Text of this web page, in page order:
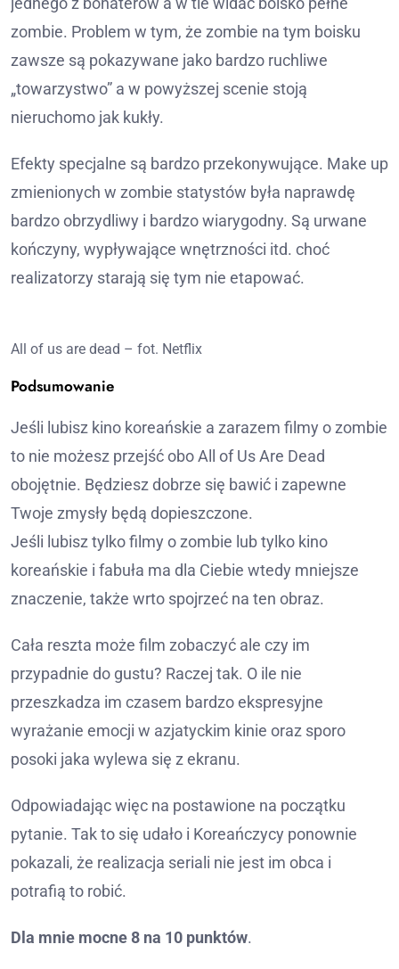
zombie. Problem w tym, że zombie na tym boisku
zawsze są pokazywane jako bardzo ruchliwe
„towarzystwo” a w powyższej scenie stoją
nieruchomo jak kukły.
Efekty specjalne są bardzo przekonywujące. Make up
zmienionych w zombie statystów była naprawdę
bardzo obrzydliwy i bardzo wiarygodny. Są urwane
kończyny, wypływające wnętrzności itd. choć
realizatorzy starają się tym nie etapować.
All of us are dead – fot. Netflix
Podsumowanie
Jeśli lubisz kino koreańskie a zarazem filmy o zombie
to nie możesz przejść obo All of Us Are Dead
obojętnie. Będziesz dobrze się bawić i zapewne
Twoje zmysły będą dopieszczone.
Jeśli lubisz tylko filmy o zombie lub tylko kino
koreańskie i fabuła ma dla Ciebie wtedy mniejsze
znaczenie, także wrto spojrzeć na ten obraz.
Cała reszta może film zobaczyć ale czy im
przypadnie do gustu? Raczej tak. O ile nie
przeszkadza im czasem bardzo ekspresyjne
wyrażanie emocji w azjatyckim kinie oraz sporo
posoki jaka wylewa się z ekranu.
Odpowiadając więc na postawione na początku
pytanie. Tak to się udało i Koreańczycy ponownie
pokazali, że realizacja seriali nie jest im obca i
potrafią to robić.
Dla mnie mocne 8 na 10 punktów.